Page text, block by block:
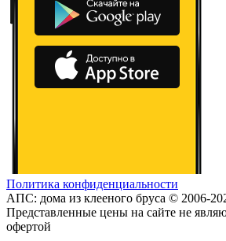
Политика конфиденциальности
АПС: дома из клееного бруса © 2006-
Представленные цены на сайте не
офертой